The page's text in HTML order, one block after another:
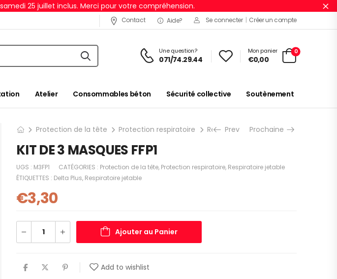
25 juillet inclus. Merci pour votre compréhension.
Contact Aide? Se connecter | Créer un compte
Une question?
071/74.29.44
Mon panier
€0,00
0
Atelier Consommables béton Sécurité collective Soutènement
Protection de la tête Protection respiratoire Respiratoire jetable KIT DE 3
Prev Prochaine
KIT DE 3 MASQUES FFP1
UGS : M3FP1 CATÉGORIES : Protection de la tête, Protection respiratoire, Respiratoire jetable
ÉTIQUETTES : Delta Plus, Respiratoire jetable
€3,30
Ajouter au Panier
Add to wishlist